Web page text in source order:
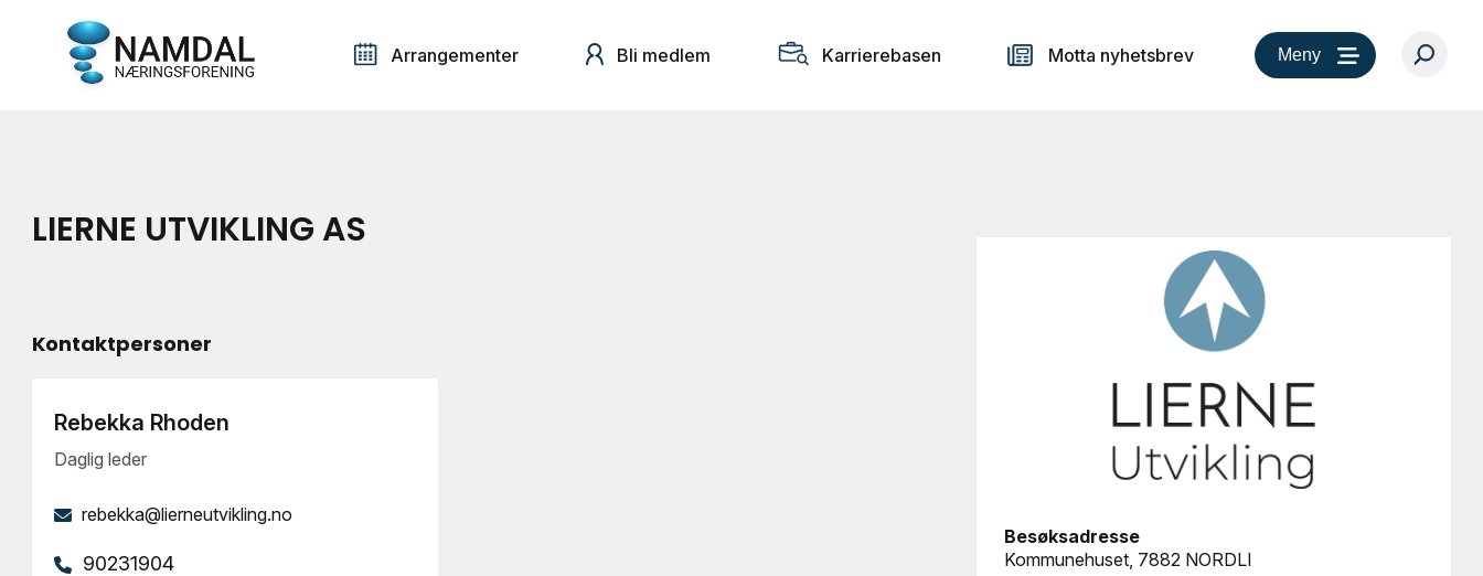
Arrangementer Bli medlem Karrierebasen Motta nyhetsbrev Meny
LIERNE UTVIKLING AS
Kontaktpersoner
Rebekka Rhoden
Daglig leder
rebekka@lierneutvikling.no
90231904
Besøksadresse
Kommunehuset, 7882 NORDLI